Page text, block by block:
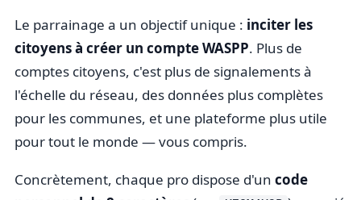
Le parrainage a un objectif unique : inciter les
citoyens à créer un compte WASPP. Plus de
comptes citoyens, c'est plus de signalements à
l'échelle du réseau, des données plus complètes
pour les communes, et une plateforme plus utile
pour tout le monde — vous compris.
Concrètement, chaque pro dispose d'uncode